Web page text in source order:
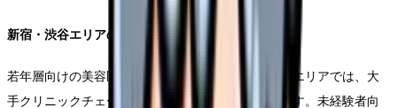
新宿・渋谷エリアの市場
若年層向けの美容医療サービスが中心の新宿・渋谷エリアでは、大
手クリニックチェーンによる積極的な採用が特徴です。未経験者向